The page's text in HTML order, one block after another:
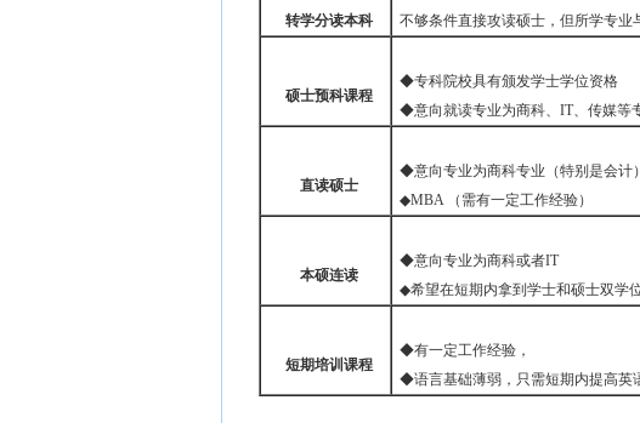
转学分读本科 不够条件直接攻读硕士，但所学专业
硕士预科课程
◆专科院校具有颁发学士学位资格
◆意向就读专业为商科、IT、传媒等
直读硕士
◆意向专业为商科专业（特别是会计）
◆MBA （需有一定工作经验）
本硕连读
◆意向专业为商科或者IT
◆希望在短期内拿到学士和硕士双学
短期培训课程
◆有一定工作经验，
◆语言基础薄弱，只需短期内提高英